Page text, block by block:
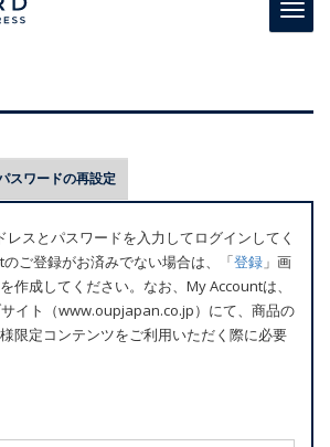
ティブなタブ)
スワードの再設定
レスとパスワードを入力してログインしてく
ご登録がお済みでない場合は、「登録 」画
作成してください。なお、My Accountは、
イト（www.oupjapan.co.jp）にて、商品の
限定コンテンツをご利用いただく際に必要